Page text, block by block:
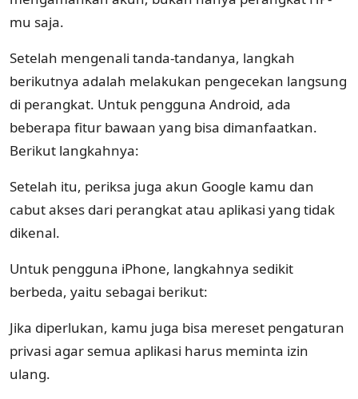
mu saja.
Setelah mengenali tanda-tandanya, langkah
berikutnya adalah melakukan pengecekan langsung
di perangkat. Untuk pengguna Android, ada
beberapa fitur bawaan yang bisa dimanfaatkan.
Berikut langkahnya:
Setelah itu, periksa juga akun Google kamu dan
cabut akses dari perangkat atau aplikasi yang tidak
dikenal.
Untuk pengguna iPhone, langkahnya sedikit
berbeda, yaitu sebagai berikut:
Jika diperlukan, kamu juga bisa mereset pengaturan
privasi agar semua aplikasi harus meminta izin
ulang.